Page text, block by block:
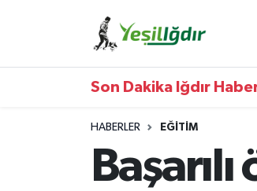
Son Dakika Iğdır
HABERLER EĞITIM
Iğdır Trafik Yoğunluk Haritası